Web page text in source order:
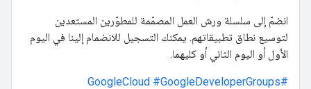
انضمّ إلى سلسلة ورش العمل المصمّمة للمطوّرين المستعدين
لتوسيع نطاق تطبيقاتهم. يمكنك التسجيل للانضمام إلينا في اليوم
الأول أو اليوم الثاني أو كليهما.
#GoogleCloud
#GoogleDeveloperGroups